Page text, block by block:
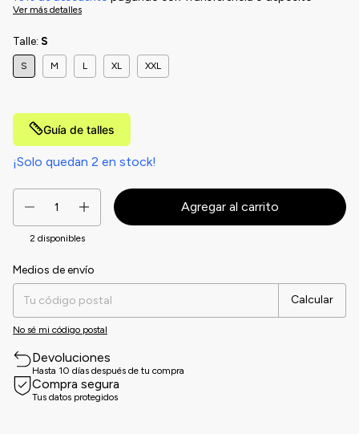
Ver más detalles
Talle: S
S M L XL XXL
Guía de talles
¡Solo quedan 2 en stock!
2 disponibles
Entregas para el CP:
Medios de envío
Calcular
No sé mi código postal
Devoluciones
Hasta 10 días después de tu compra
Compra segura
Tus datos protegidos